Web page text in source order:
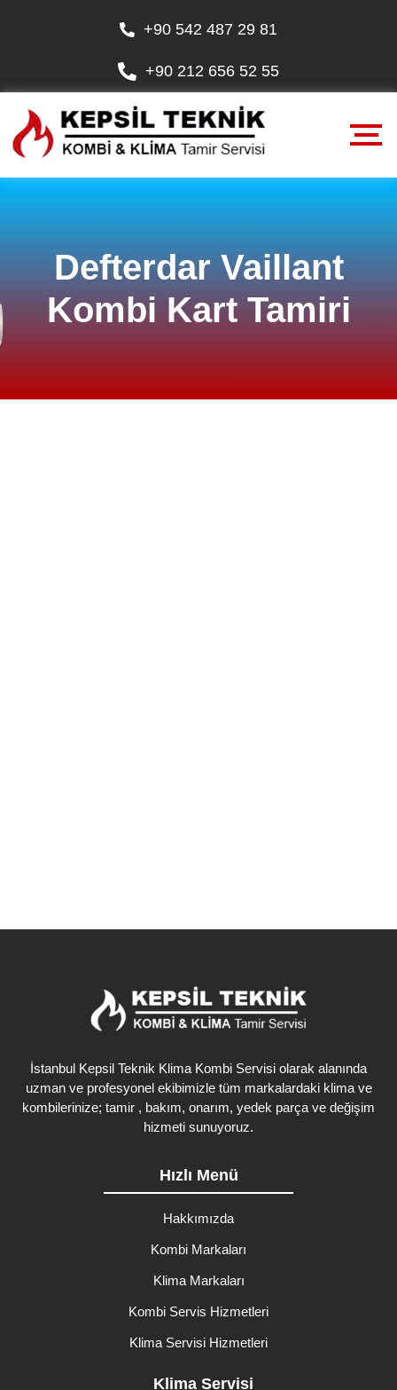
+90 542 487 29 81
+90 212 656 52 55
Defterdar Vaillant
Kombi Kart Tamiri
İstanbul Kepsil Teknik Klima Kombi Servisi olarak alanında
uzman ve profesyonel ekibimizle tüm markalardaki klima ve
kombilerinize; tamir , bakım, onarım, yedek parça ve değişim
hizmeti sunuyoruz.
Hızlı Menü
Hakkımızda
Kombi Markaları
Klima Markaları
Kombi Servis Hizmetleri
Klima Servisi Hizmetleri
Klima Servisi